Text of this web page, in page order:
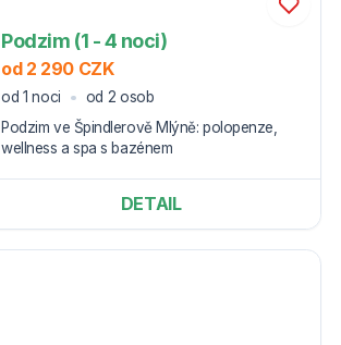
Podzim (1 - 4 noci)
od 2 290 CZK
od 1 noci
od 2 osob
Podzim ve Špindlerově Mlýně: polopenze,
wellness a spa s bazénem
DETAIL